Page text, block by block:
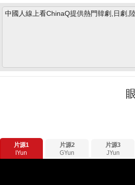
中國人線上看ChinaQ提供熱門韓劇,日劇,
片源1
IYun
片源2
GYun
片源3
JYun